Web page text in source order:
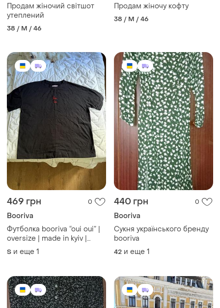
Продам жіночий світшот
утеплений
38 / M / 46
Продам жіночу кофту
38 / M / 46
469 грн 0
Booriva
Футболка booriva “oui oui” |
oversize | made in kyiv |
чорна
S и еще 1
440 грн 0
Booriva
Сукня українського бренду
booriva
42 и еще 1